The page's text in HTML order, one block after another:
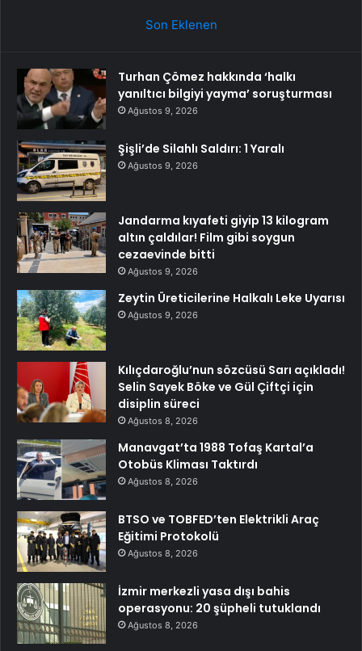
Son Eklenen
Turhan Çömez hakkında ‘halkı
yanıltıcı bilgiyi yayma’ soruşturması
Ağustos 9, 2026
Şişli’de Silahlı Saldırı: 1 Yaralı
Ağustos 9, 2026
Jandarma kıyafeti giyip 13 kilogram
altın çaldılar! Film gibi soygun
cezaevinde bitti
Ağustos 9, 2026
Zeytin Üreticilerine Halkalı Leke Uyarısı
Ağustos 9, 2026
Kılıçdaroğlu’nun sözcüsü Sarı açıkladı!
Selin Sayek Böke ve Gül Çiftçi için
disiplin süreci
Ağustos 8, 2026
Manavgat’ta 1988 Tofaş Kartal’a
Otobüs Kliması Taktırdı
Ağustos 8, 2026
BTSO ve TOBFED’ten Elektrikli Araç
Eğitimi Protokolü
Ağustos 8, 2026
İzmir merkezli yasa dışı bahis
operasyonu: 20 şüpheli tutuklandı
Ağustos 8, 2026